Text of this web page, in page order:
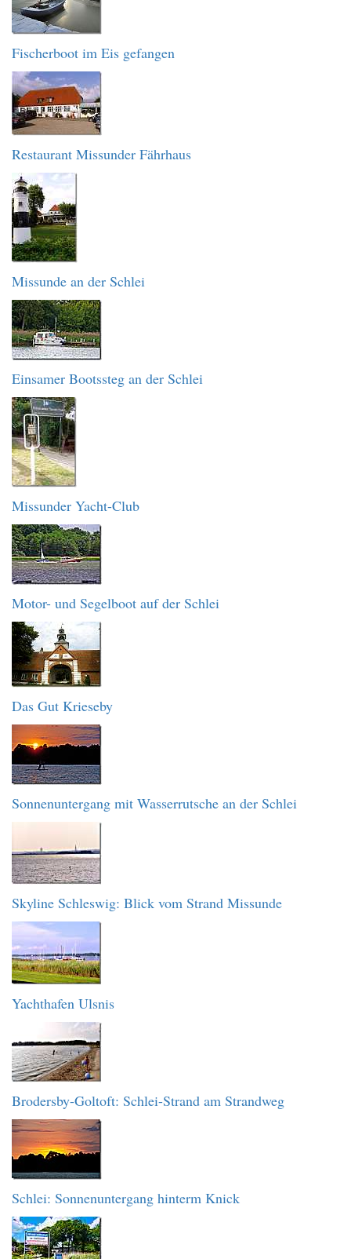
Fischerboot im Eis gefangen
Restaurant Missunder Fährhaus
Missunde an der Schlei
Einsamer Bootssteg an der Schlei
Missunder Yacht-Club
Motor- und Segelboot auf der Schlei
Das Gut Krieseby
Sonnenuntergang mit Wasserrutsche an der Schlei
Skyline Schleswig: Blick vom Strand Missunde
Yachthafen Ulsnis
Brodersby-Goltoft: Schlei-Strand am Strandweg
Schlei: Sonnenuntergang hinterm Knick